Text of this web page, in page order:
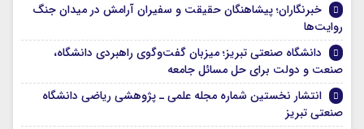
خبرنگاران؛ پیشاهنگان حقیقت و سفیران آرامش در میدان جنگ
روایت‌ها
دانشگاه صنعتی تبریز؛ میزبان گفت‌وگوی راهبردی دانشگاه،
صنعت و دولت برای حل مسائل جامعه
انتشار نخستین شماره مجله علمی ـ پژوهشی ریاضی دانشگاه
صنعتی تبریز